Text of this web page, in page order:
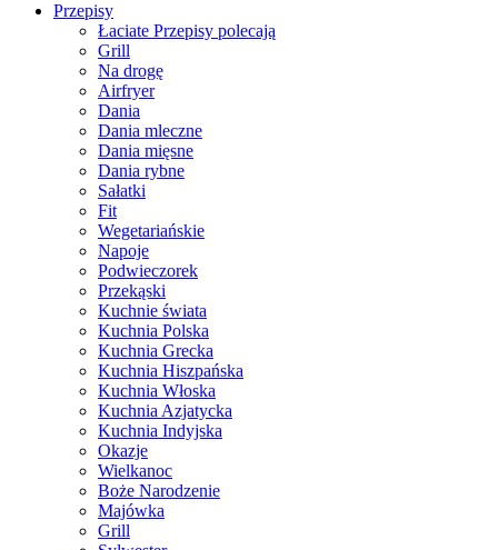
Przepisy
Łaciate Przepisy polecają
Grill
Na drogę
Airfryer
Dania
Dania mleczne
Dania mięsne
Dania rybne
Sałatki
Fit
Wegetariańskie
Napoje
Podwieczorek
Przekąski
Kuchnie świata
Kuchnia Polska
Kuchnia Grecka
Kuchnia Hiszpańska
Kuchnia Włoska
Kuchnia Azjatycka
Kuchnia Indyjska
Okazje
Wielkanoc
Boże Narodzenie
Majówka
Grill